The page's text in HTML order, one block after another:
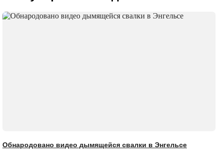
Обнародовано видео дымящейся свалки в Энгельсе